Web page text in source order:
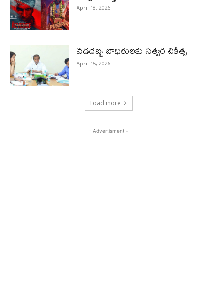
April 18, 2026
వడదెబ్బ బాధితులకు సత్వర చికిత్స
April 15, 2026
Load more
- Advertisment -